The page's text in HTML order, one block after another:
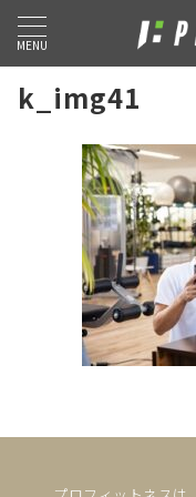
MENU
k_img41